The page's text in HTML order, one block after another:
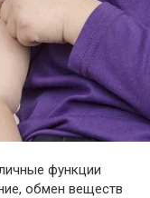
функции
обмен веществ